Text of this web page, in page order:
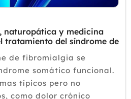
naturopática y medicina
tratamiento del síndrome de
de fibromialgia se
somático funcional.
típicos pero no
como dolor crónico